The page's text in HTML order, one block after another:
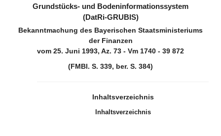
Grundstücks- und Bodeninformationssystem
(DatRi-GRUBIS)
Bekanntmachung des Bayerischen Staatsministeriums
der Finanzen
vom 25. Juni 1993, Az. 73 - Vm 1740 - 39 872
(FMBl. S. 339, ber. S. 384)
Inhaltsverzeichnis
Inhaltsverzeichnis